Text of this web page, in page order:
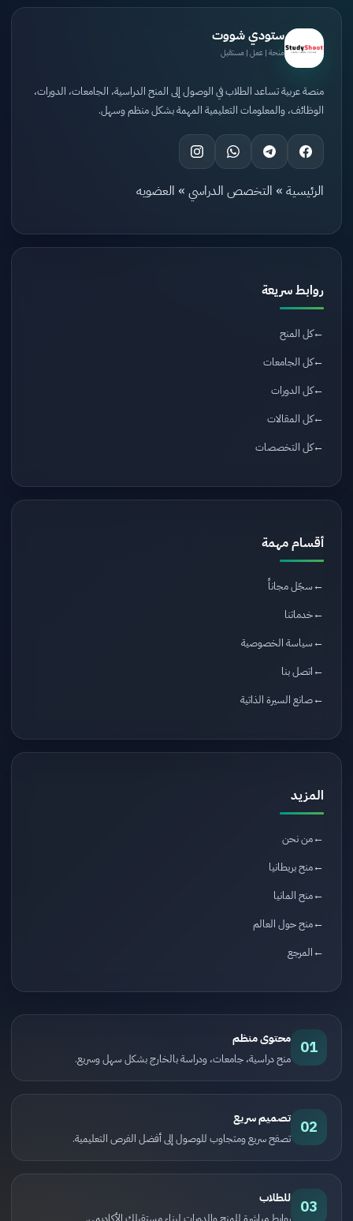
ستودي شووت
منحة | عمل | مستقبل
منصة عربية تساعد الطلاب في الوصول إلى المنح الدراسية، الجامعات، الدورات،
الوظائف، والمعلومات التعليمية المهمة بشكل منظم وسهل.
الرئيسية » التخصص الدراسي » العضويه
روابط سريعة
كل المنح
كل الجامعات
كل الدورات
كل المقالات
كل التخصصات
أقسام مهمة
سجّل مجاناً
خدماتنا
سياسة الخصوصية
اتصل بنا
صانع السيرة الذاتية
المزيد
من نحن
منح بريطانيا
منح المانيا
منح حول العالم
المرجع
01 محتوى منظم
منح دراسية، جامعات، ودراسة بالخارج بشكل سهل وسريع.
02 تصميم سريع
تصفح سريع ومتجاوب للوصول إلى أفضل الفرص التعليمية.
03 للطلاب